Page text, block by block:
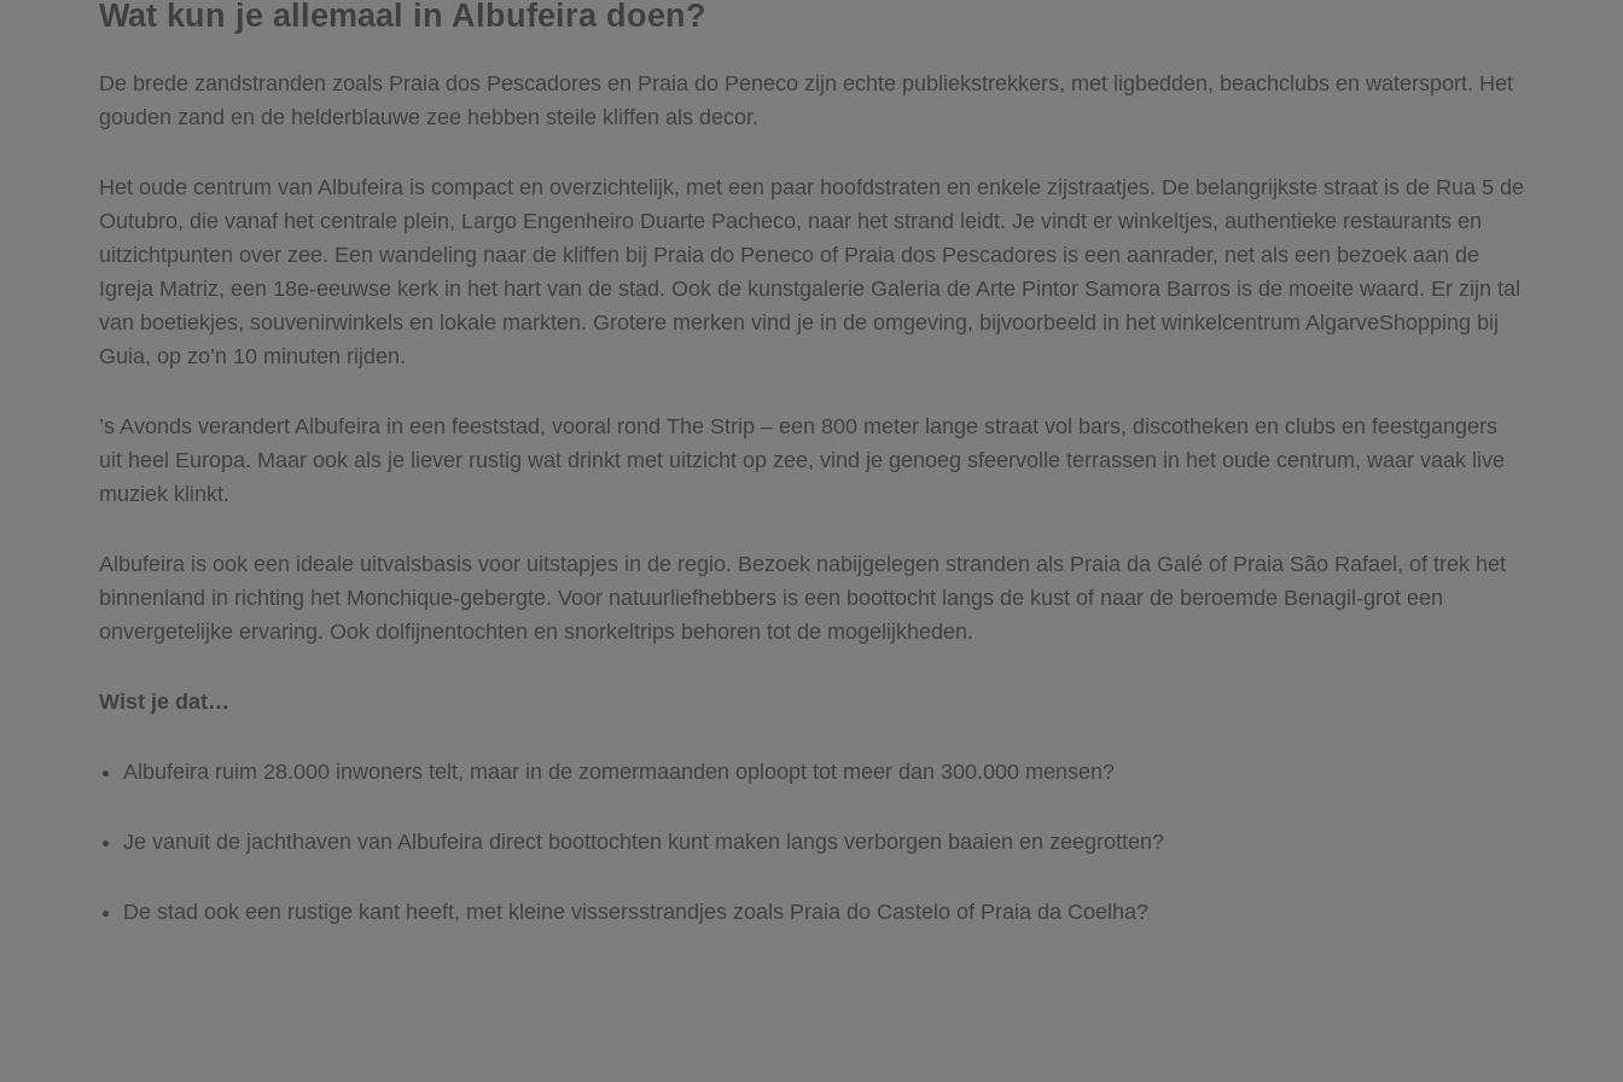
Wat kun je allemaal in Albufeira doen?
De brede zandstranden zoals Praia dos Pescadores en Praia do Peneco zijn echte publiekstrekkers, met ligbedden, beachclubs en watersport. Het
gouden zand en de helderblauwe zee hebben steile kliffen als decor.
Het oude centrum van Albufeira is compact en overzichtelijk, met een paar hoofdstraten en enkele zijstraatjes. De belangrijkste straat is de Rua 5 de
Outubro, die vanaf het centrale plein, Largo Engenheiro Duarte Pacheco, naar het strand leidt. Je vindt er winkeltjes, authentieke restaurants en
uitzichtpunten over zee. Een wandeling naar de kliffen bij Praia do Peneco of Praia dos Pescadores is een aanrader, net als een bezoek aan de
Igreja Matriz, een 18e-eeuwse kerk in het hart van de stad. Ook de kunstgalerie Galeria de Arte Pintor Samora Barros is de moeite waard. Er zijn tal
van boetiekjes, souvenirwinkels en lokale markten. Grotere merken vind je in de omgeving, bijvoorbeeld in het winkelcentrum AlgarveShopping bij
Guia, op zo’n 10 minuten rijden.
’s Avonds verandert Albufeira in een feeststad, vooral rond The Strip – een 800 meter lange straat vol bars, discotheken en clubs en feestgangers
uit heel Europa. Maar ook als je liever rustig wat drinkt met uitzicht op zee, vind je genoeg sfeervolle terrassen in het oude centrum, waar vaak live
muziek klinkt.
Albufeira is ook een ideale uitvalsbasis voor uitstapjes in de regio. Bezoek nabijgelegen stranden als Praia da Galé of Praia São Rafael, of trek het
binnenland in richting het Monchique-gebergte. Voor natuurliefhebbers is een boottocht langs de kust of naar de beroemde Benagil-grot een
onvergetelijke ervaring. Ook dolfijnentochten en snorkeltrips behoren tot de mogelijkheden.
Wist je dat…
Albufeira ruim 28.000 inwoners telt, maar in de zomermaanden oploopt tot meer dan 300.000 mensen?
Je vanuit de jachthaven van Albufeira direct boottochten kunt maken langs verborgen baaien en zeegrotten?
De stad ook een rustige kant heeft, met kleine vissersstrandjes zoals Praia do Castelo of Praia da Coelha?